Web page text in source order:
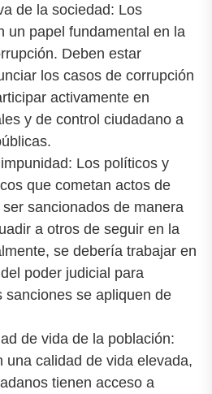
de la sociedad: Los
un papel fundamental en la
Deben estar
los casos de corrupción
activamente en
y de control ciudadano a
Los políticos y
que cometan actos de
sancionados de manera
a otros de seguir en la
se debería trabajar en
poder judicial para
sanciones se apliquen de
de vida de la población:
una calidad de vida elevada,
tienen acceso a